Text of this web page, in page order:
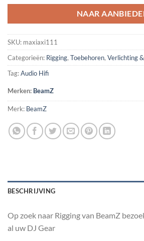
NAAR
SKU: maxiaxi111
Categorieën: Rigging, Toebehoren, Verlichting
Tag:Audio Hifi
Merken: BeamZ
Merk: BeamZ
BESCHRIJVING
Op zoek naar Rigging van BeamZ
al uw DJ Gear